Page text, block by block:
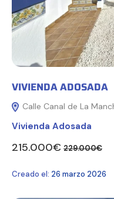
VIVIENDA ADOSADA
Calle Canal de La
Vivienda Adosada
215.000€ 229.000€
Creado el: 26 marzo 2026